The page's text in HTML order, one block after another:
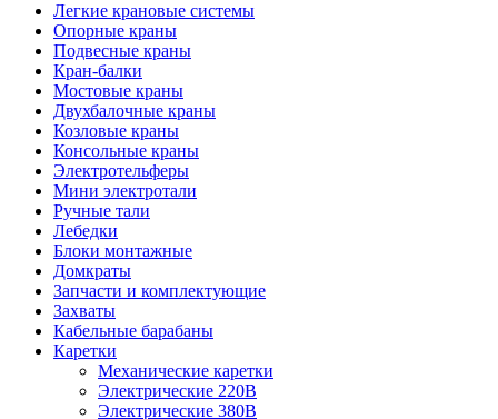
Легкие крановые системы
Опорные краны
Подвесные краны
Кран-балки
Мостовые краны
Двухбалочные краны
Козловые краны
Консольные краны
Электротельферы
Мини электротали
Ручные тали
Лебедки
Блоки монтажные
Домкраты
Запчасти и комплектующие
Захваты
Кабельные барабаны
Каретки
Механические каретки
Электрические 220В
Электрические 380В